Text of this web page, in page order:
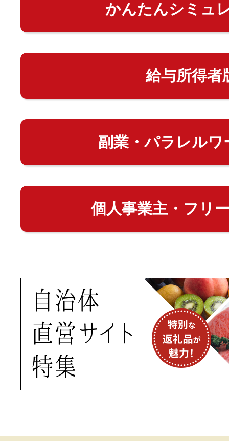
かんたんシミュ
給与所得者
副業・パラレルワ
個人事業主・フリ